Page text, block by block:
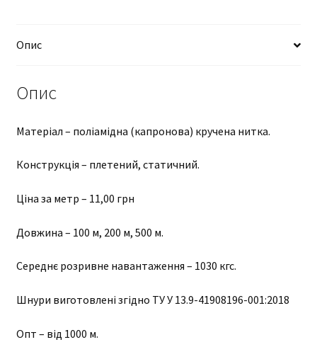
м
Опис
Опис
Матеріал – поліамідна (капронова) кручена нитка.
Конструкція – плетений, статичний.
Ціна за метр – 11,00 грн
Довжина – 100 м, 200 м, 500 м.
Середнє розривне навантаження – 1030 кгс.
Шнури виготовлені згідно ТУ У 13.9-41908196-001:2018
Опт – від 1000 м.